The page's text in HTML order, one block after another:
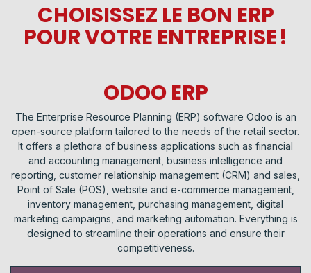
CHOISISSEZ LE BON ERP
POUR VOTRE ENTREPRISE !
ODOO ERP
The Enterprise Resource Planning (ERP) software Odoo is an
open-source platform tailored to the needs of the retail sector.
It offers a plethora of business applications such as financial
and accounting management, business intelligence and
reporting, customer relationship management (CRM) and sales,
Point of Sale (POS), website and e-commerce management,
inventory management, purchasing management, digital
marketing campaigns, and marketing automation. Everything is
designed to streamline their operations and ensure their
competitiveness.